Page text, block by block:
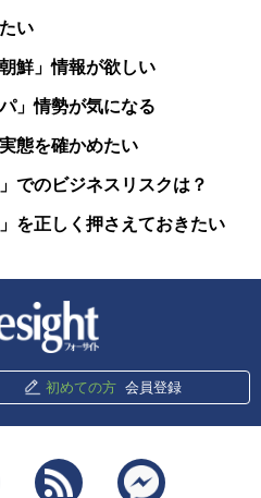
い
鮮」情報が欲しい
」情勢が気になる
態を確かめたい
でのビジネスリスクは？
を正しく押さえておきたい
初めての方 会員登録
Twitter RSS